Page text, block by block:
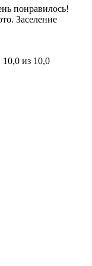
понравилось!
Заселение
10,0 из 10,0